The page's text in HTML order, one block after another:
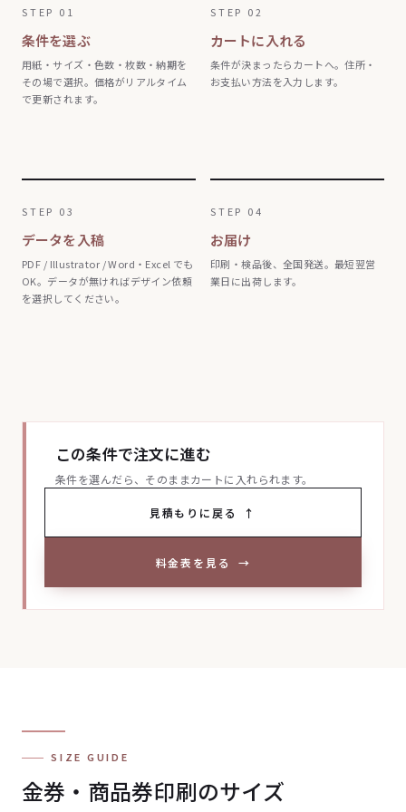
条件を選ぶ
用紙・サイズ・色数・枚数・納期を
その場で選択。価格がリアルタイム
で更新されます。
カートに入れる
条件が決まったらカートへ。住所・
お支払い方法を入力します。
データを入稿
PDF / Illustrator / Word・Excel でも
OK。データが無ければデザイン依頼
を選択してください。
お届け
印刷・検品後、全国発送。最短翌営
業日に出荷します。
この条件で注文に進む
条件を選んだら、そのままカートに入れられます。
見積もりに戻る ↑
料金表を見る →
SIZE GUIDE
金券・商品券印刷のサイズ